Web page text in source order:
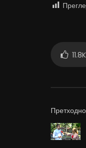
11.8K
Претходно